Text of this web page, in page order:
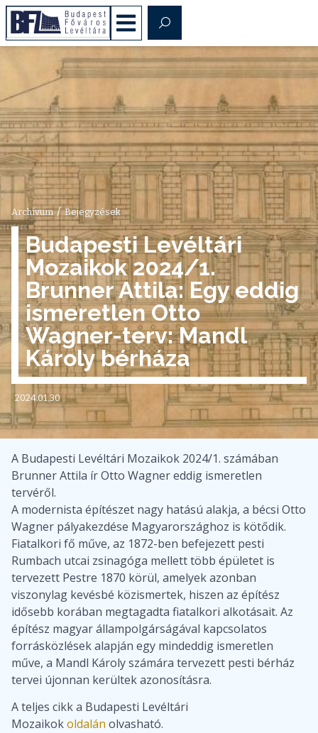
Archívum / Bejegyzések
Budapesti Levéltári
Mozaikok 2024/1.
Brunner Attila: Egy eddig
ismeretlen Otto
Wagner-terv: Mandl
Károly bérháza
2024.01.30
A Budapesti Levéltári Mozaikok 2024/1. számában
Brunner Attila ír Otto Wagner eddig ismeretlen
tervéről.
A modernista építészet nagy hatású alakja, a bécsi Otto
Wagner pályakezdése Magyarországhoz is kötődik.
Fiatalkori fő műve, az 1872-ben befejezett pesti
Rumbach utcai zsinagóga mellett több épületet is
tervezett Pestre 1870 körül, amelyek azonban
viszonylag kevésbé közismertek, hiszen az építész
idősebb korában megtagadta fiatalkori alkotásait. Az
építész magyar állampolgárságával kapcsolatos
forrásközlések alapján egy mindeddig ismeretlen
műve, a Mandl Károly számára tervezett pesti bérház
tervei újonnan kerültek azonosításra.
A teljes cikk a Budapesti Levéltári
Mozaikokoldalán olvasható.